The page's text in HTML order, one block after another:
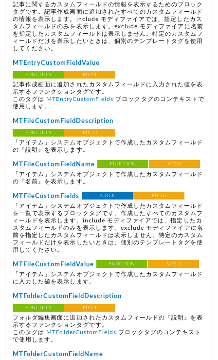
記事に関するカスタムフィールドの情報を表示するためのブロック
タグです。記事作成画面に追加されたすべてのカスタムフィールド
の情報を表示します。include モディファイアでは、指定したカス
タムフィールドのみを表示します。exclude モディファイアに名前
を指定したカスタムフィールドは表示しません。特定のカスタムフ
ィールドだけを表示したいときは、個別のテンプレートタグを使用
してください。
MTEntryCustomFieldValue
FUNCTION MT4.1
記事作成画面に追加されたカスタムフィールドに入力された値を表
示するファンクションタグです。
このタグは
MTEntryCustomFields ブロックタグのコンテキストで
使用します。
MTFileCustomFieldDescription
FUNCTION MT5.0
「アイテム」システムオブジェクトで作成したカスタムフィールド
の『説明』を表示します。
MTFileCustomFieldName FUNCTION MT5.0
「アイテム」システムオブジェクトで作成したカスタムフィールド
の『名前』を表示します。
MTFileCustomFields BLOCK MT5.0
「アイテム」システムオブジェクトで作成したカスタムフィールド
を一覧で表示するブロックタグです。作成したすべてのカスタムフ
ィールドを表示します。include モディファイアでは、指定したカ
スタムフィールドのみを表示します。exclude モディファイアに名
前を指定したカスタムフィールドは表示しません。特定のカスタム
フィールドだけを表示したいときは、個別のテンプレートタグを使
用してください。
MTFileCustomFieldValue FUNCTION MT5.0
「アイテム」システムオブジェクトで作成したカスタムフィールド
に入力した値を表示します。
MTFolderCustomFieldDescription
FUNCTION MT4.1
フォルダ編集画面に追加されたカスタムフィールドの『説明』を表
示するファンクションタグです。
このタグは
MTFolderCustomFields ブロックタグのコンテキスト
で使用します。
MTFolderCustomFieldName